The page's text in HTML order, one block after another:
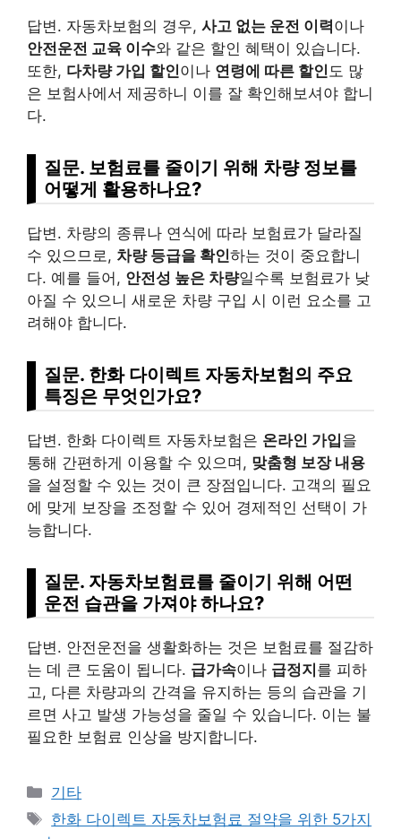
답변. 자동차보험의 경우, 사고 없는 운전 이력이나
안전운전 교육 이수와 같은 할인 혜택이 있습니다.
또한, 다차량 가입 할인이나 연령에 따른 할인도 많
은 보험사에서 제공하니 이를 잘 확인해보셔야 합니
다.
질문. 보험료를 줄이기 위해 차량 정보를
어떻게 활용하나요?
답변. 차량의 종류나 연식에 따라 보험료가 달라질
수 있으므로, 차량 등급을 확인하는 것이 중요합니
다. 예를 들어, 안전성 높은 차량일수록 보험료가 낮
아질 수 있으니 새로운 차량 구입 시 이런 요소를 고
려해야 합니다.
질문. 한화 다이렉트 자동차보험의 주요
특징은 무엇인가요?
답변. 한화 다이렉트 자동차보험은 온라인 가입을
통해 간편하게 이용할 수 있으며, 맞춤형 보장 내용
을 설정할 수 있는 것이 큰 장점입니다. 고객의 필요
에 맞게 보장을 조정할 수 있어 경제적인 선택이 가
능합니다.
질문. 자동차보험료를 줄이기 위해 어떤
운전 습관을 가져야 하나요?
답변. 안전운전을 생활화하는 것은 보험료를 절감하
는 데 큰 도움이 됩니다. 급가속이나 급정지 를 피하
고, 다른 차량과의 간격을 유지하는 등의 습관을 기
르면 사고 발생 가능성을 줄일 수 있습니다. 이는 불
필요한 보험료 인상을 방지합니다.
Categories
기타
Tags
한화 다이렉트 자동차보험료 절약을 위한 5가지